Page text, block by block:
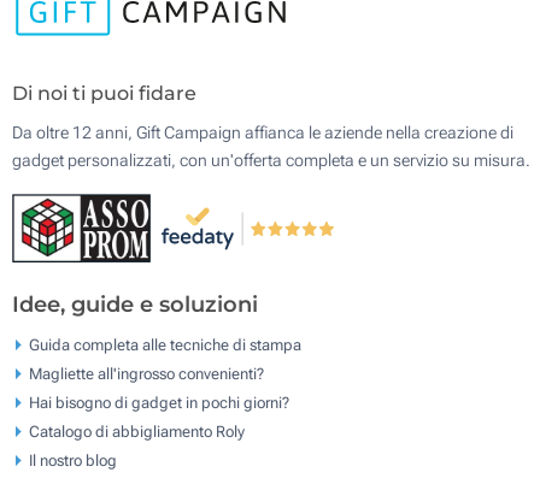
Di noi ti puoi fidare
Da oltre 12 anni, Gift Campaign affianca le aziende nella creazione di
gadget personalizzati, con un'offerta completa e un servizio su misura.
Idee, guide e soluzioni
Guida completa alle tecniche di stampa
Magliette all'ingrosso convenienti?
Hai bisogno di gadget in pochi giorni?
Catalogo di abbigliamento Roly
Il nostro blog